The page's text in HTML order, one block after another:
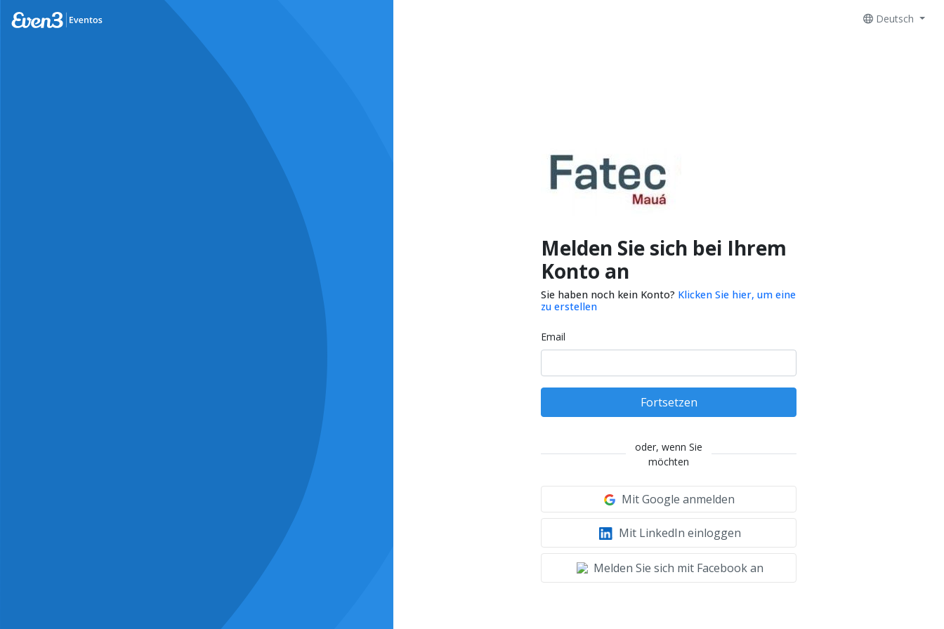
Deutsch
Melden Sie sich bei Ihrem
Konto an
Sie haben noch kein Konto? Klicken Sie hier, um eine
zu erstellen
Email
Fortsetzen
oder, wenn Sie
möchten
Mit Google anmelden
Mit LinkedIn einloggen
Melden Sie sich mit Facebook an